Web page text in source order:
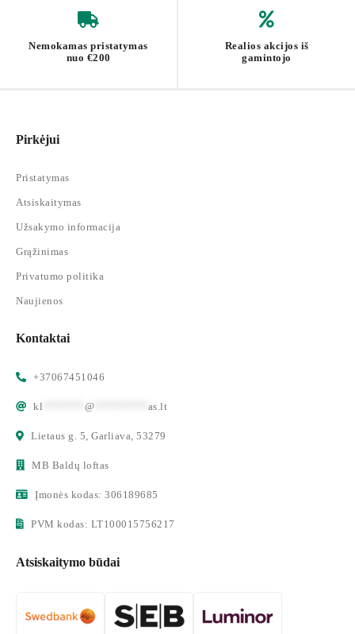
Nemokamas pristatymas
nuo €200
Realios akcijos iš
gamintojo
Pirkėjui
Pristatymas
Atsiskaitymas
Užsakymo informacija
Grąžinimas
Privatumo politika
Naujienos
Kontaktai
+37067451046
kl @ as.lt
Lietaus g. 5, Garliava, 53279
MB Baldų loftas
Įmonės kodas: 306189685
PVM kodas: LT100015756217
Atsiskaitymo būdai